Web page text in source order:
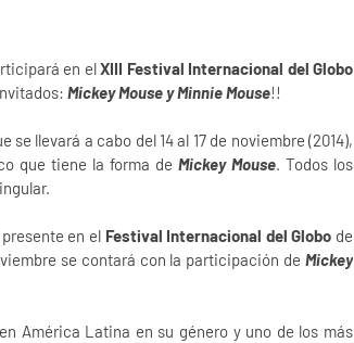
en elXIII Festival Internacional del Globo
Mickey Mouse y Minnie Mouse!!
llevará a cabo del 14 al 17 de noviembre (2014),
que tiene la forma de Mickey Mouse. Todos los
en el Festival Internacional del Globo de
se contará con la participación de Mickey
América Latina en su género y uno de los más